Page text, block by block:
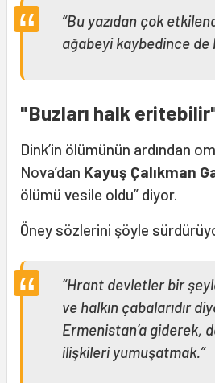
“Bu yazıdan çok
ağabeyi kaybedince de
"Buzları halk
Dink’in ölümünün ardından
Nova’dan Kayuş Çalıkman
ölümü vesile oldu” diyor.
Öney sözlerini şöyle
“Hrant devletler bir
ve halkın çabalarıdır
Ermenistan’a giderek,
ilişkileri yumuşatmak.”